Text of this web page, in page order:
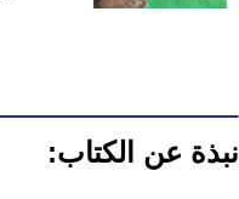
نبذة عن الكتاب: